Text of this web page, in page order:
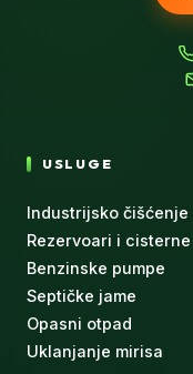
USLUGE
Industrijsko čišćenje
Rezervoari i cisterne
Benzinske pumpe
Septičke jame
Opasni otpad
Uklanjanje mirisa